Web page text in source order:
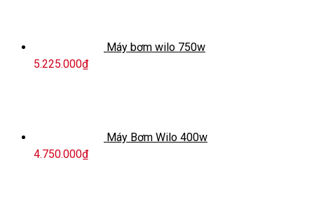
Máy bơm wilo 750w
5.225.000₫
Máy Bơm Wilo 400w
4.750.000₫